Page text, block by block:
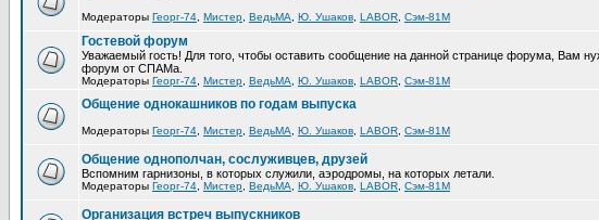
Модераторы Георг-74 Мистер ВедьМА Ю. Ушаков LABOR Сэм-81М
Гостевой форум
Уважаемый гость! Для того, чтобы оставить сообщение на данной странице форума, Вам
форум от СПАМа.
Модераторы Георг-74 Мистер ВедьМА Ю. Ушаков LABOR Сэм-81М
Общение однокашников по годам выпуска
Модераторы Георг-74 Мистер ВедьМА Ю. Ушаков LABOR Сэм-81М
Общение однополчан, сослуживцев, друзей
Вспомним гарнизоны, в которых служили, аэродромы, на которых летали.
Модераторы Георг-74 Мистер ВедьМА Ю. Ушаков LABOR Сэм-81М
Организация встреч выпускников